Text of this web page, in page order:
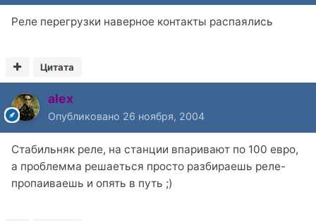
Реле перегрузки наверное контакты распаялись
Цитата
alex
Опубликовано 26 ноября, 2004
Стабильняк реле, на станции впаривают по 100 евро,
а проблемма решаеться просто разбираешь реле-
пропаиваешь и опять в путь ;)